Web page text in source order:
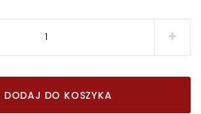
DODAJ DO KOSZYKA